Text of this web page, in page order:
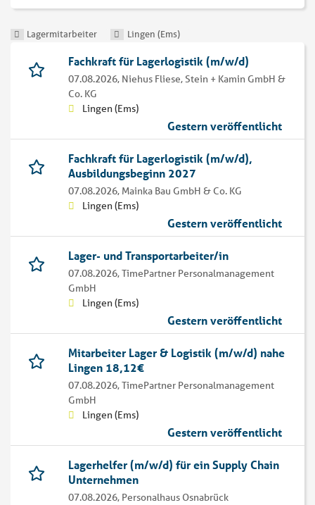
Lagermitarbeiter Lingen (Ems)
Fachkraft für Lagerlogistik (m/w/d)
07.08.2026, Niehus Fliese, Stein + Kamin GmbH &
Co. KG
Lingen (Ems)
Gestern veröffentlicht
Fachkraft für Lagerlogistik (m/w/d),
Ausbildungsbeginn 2027
07.08.2026, Mainka Bau GmbH & Co. KG
Lingen (Ems)
Gestern veröffentlicht
Lager- und Transportarbeiter/in
07.08.2026,TimePartner Personalmanagement
GmbH
Lingen (Ems)
Gestern veröffentlicht
Mitarbeiter Lager & Logistik (m/w/d) nahe
Lingen 18,12€
07.08.2026,TimePartner Personalmanagement
GmbH
Lingen (Ems)
Gestern veröffentlicht
Lagerhelfer (m/w/d) für ein Supply Chain
Unternehmen
07.08.2026, Personalhaus Osnabrück